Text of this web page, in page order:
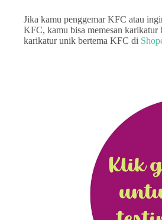
Jika kamu penggemar KFC atau
KFC, kamu bisa memesan karikatur
karikatur unik bertema KFC di